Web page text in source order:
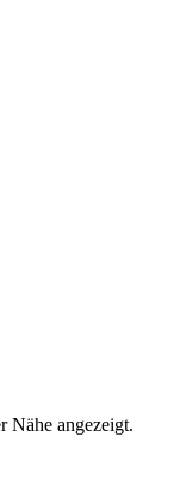
Nähe angezeigt.